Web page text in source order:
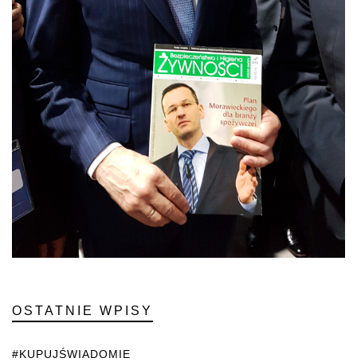
OSTATNIE WPISY
#KUPUJŚWIADOMIE